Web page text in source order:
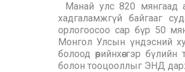
Манай улс 820 мянгаад
хадгаламжгүй байгааг
орлогоосоо сар бүр 50
Монгол Улсын үндэсний
болоод өөрийнхөө гэр
болон тооцооллыг ЭНД